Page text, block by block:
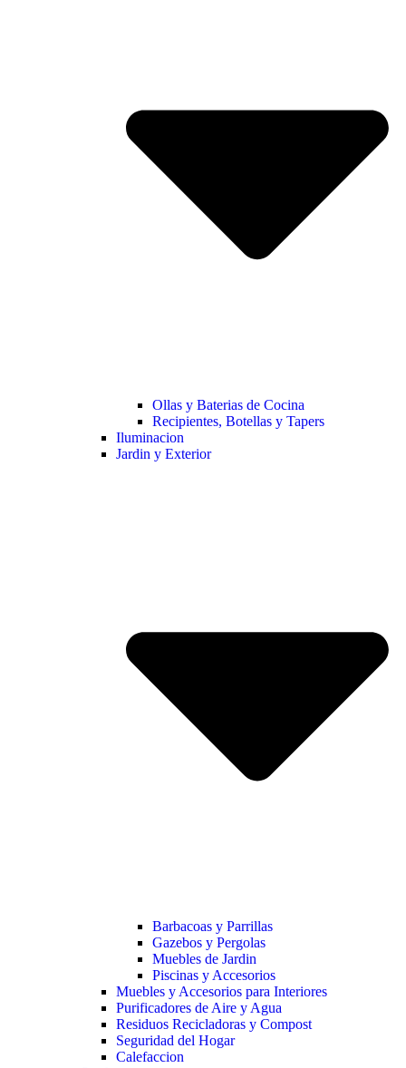
Ollas y Baterias de Cocina
Recipientes, Botellas y Tapers
Iluminacion
Jardin y Exterior
Barbacoas y Parrillas
Gazebos y Pergolas
Muebles de Jardin
Piscinas y Accesorios
Muebles y Accesorios para Interiores
Purificadores de Aire y Agua
Residuos Recicladoras y Compost
Seguridad del Hogar
Calefaccion